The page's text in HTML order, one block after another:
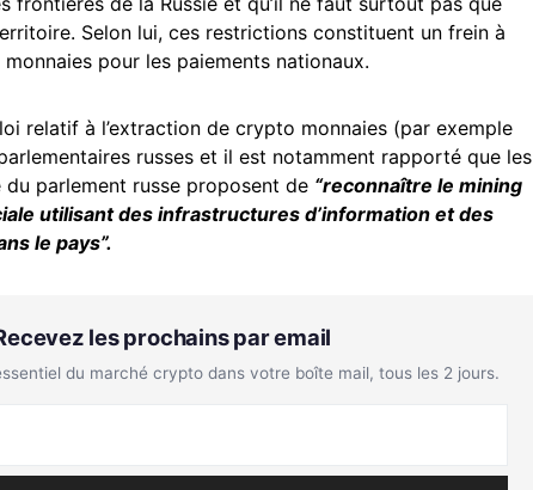
Selon lui, ces restrictions constituent un frein à
pour les paiements nationaux.
relatif à l’extraction de crypto monnaies (par exemple
russes et il est notamment rapporté que les
parlement russe proposent de “reconnaître le mining
utilisant des infrastructures d’information et des
le pays”.
les prochains par email
du marché crypto dans votre boîte mail, tous les 2 jours.